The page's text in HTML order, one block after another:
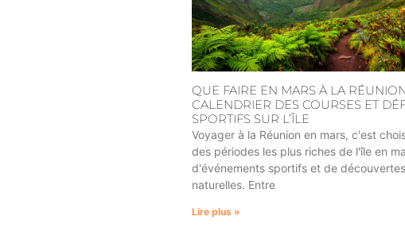
QUE FAIRE EN MARS À LA
CALENDRIER DES COURSES ET
SPORTIFS SUR L’ÎLE
Voyager à la Réunion en mars, c'est
des périodes les plus riches de l'île en
d'événements sportifs et de découvertes
naturelles. Entre
Lire plus »